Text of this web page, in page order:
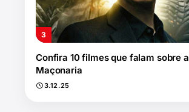
Confira 10 filmes que falam sobre a
Maçonaria
3.12.25